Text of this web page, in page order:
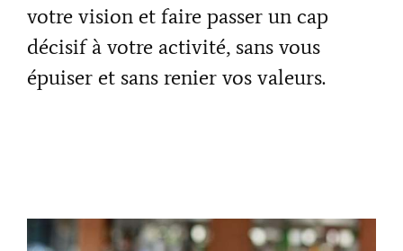
votre vision et faire passer un cap
décisif à votre activité, sans vous
épuiser et sans renier vos valeurs.